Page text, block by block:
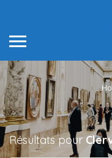
Résultats pour